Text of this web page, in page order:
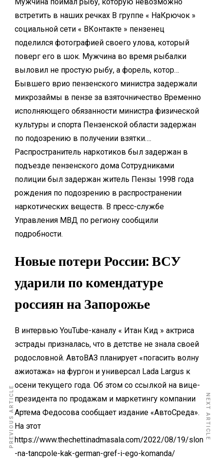
встретить в наших речках В группе « НаКрючок »
социальной сети « ВКонтакте » пензенец
поделился фотографией своего улова, который
поверг его в шок. Мужчина во время рыбалки
выловил не простую рыбу, а форель, котор…
Бывшего врио пензенского министра задержали
микрозаймы в пензе за взяточничество Временно
исполняющего обязанности министра физической
культуры и спорта Пензенской области задержан
по подозрению в получении взятки….
Распространитель наркотиков был задержан в
подъезде пензенского дома Сотрудниками
полиции был задержан житель Пензы 1998 года
рождения по подозрению в распространении
наркотических веществ. В пресс-службе
Управления МВД по региону сообщили
подробности.
Новые потери России: ВСУ
ударили по комендатуре
россиян на Запорожье
В интервью YouTube-каналу « Итан Кид » актриса
эстрады призналась, что в детстве не знала своей
родословной. АвтоВАЗ планирует «погасить волну
ажиотажа» на фургон и универсал Lada Largus к
осени текущего года. Об этом со ссылкой на вице-
президента по продажам и маркетингу компании
Артема Федосова сообщает издание «АвтоСреда».
На этот
https://www.thechettinadmasala.com/2022/08/19/slon
-na-tancpole-kak-german-gref-i-ego-komanda/
PREVIOUS ARTICLE NEXT ARTICLE